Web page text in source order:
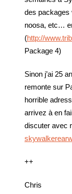
des packages
noosa, etc…
(http://
Package 4)
Sinon j’ai 25
remonte sur
horrible
arrivez à en
discuter avec
++
Chris